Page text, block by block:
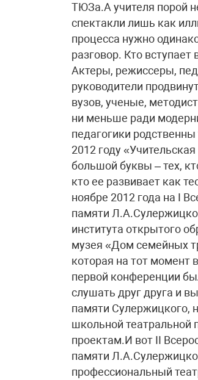
ТЮЗа.А учителя порой
спектакли лишь как
процесса нужно
разговор. Кто
Актеры, режиссеры,
руководители
вузов, ученые,
ни меньше ради
педагогики
2012 году
большой буквы – тех,
кто ее развивает как
ноябре 2012 года на I
памяти
института открытого
музея «Дом семейных
которая на тот момент
первой конференции
слушать друг друга и
памяти Сулержицкого,
школьной театральной
проектам.И вот II
памяти
профессиональный